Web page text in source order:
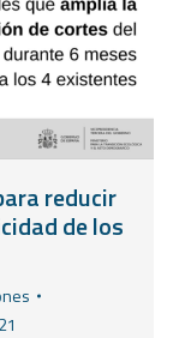
reducir
de los